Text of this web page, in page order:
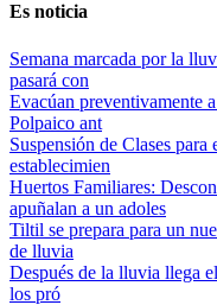
Es noticia
Semana marcada por la
pasará con
Evacúan preventivamente
Polpaico ant
Suspensión de Clases
establecimien
Huertos Familiares:
apuñalan a un adoles
Tiltil se prepara para un
de lluvia
Después de la lluvia llega
los pró